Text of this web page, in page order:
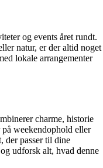
og events året rundt.
natur, er der altid noget
lokale arrangementer
charme, historie
weekendophold eller
der passer til dine
udforsk alt, hvad denne